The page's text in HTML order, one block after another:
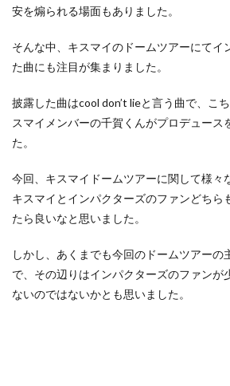
安を煽られる場面もありました。
そんな中、キスマイのドームツアーにてイ
た曲にも注目が集まりました。
披露した曲はcool don’t lieと言う曲で、こ
スマイメンバーの千賀くんがプロデュース
た。
今回、キスマイドームツアーに関して様々
キスマイとインパクターズのファンどちら
たら良いなと思いました。
しかし、あくまでも今回のドームツアーの
で、その辺りはインパクターズのファンが
ないのではないかとも思いました。